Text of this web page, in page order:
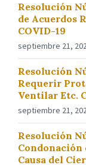
Resolución
de Acuerdos
COVID-19
septiembre 21,
Resolución
Requerir
Ventilar Etc.
septiembre 21,
Resolución
Condonación
Causa del